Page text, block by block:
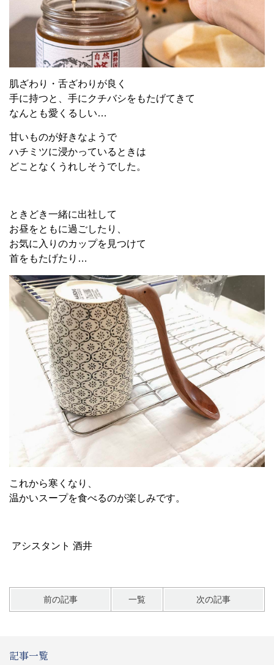
肌ざわり・舌ざわりが良く
手に持つと、手にクチバシをもたげてきて
なんとも愛くるしい…
甘いものが好きなようで
ハチミツに浸かっているときは
どことなくうれしそうでした。
ときどき一緒に出社して
お昼をともに過ごしたり、
お気に入りのカップを見つけて
首をもたげたり…
これから寒くなり、
温かいスープを食べるのが楽しみです。
アシスタント 酒井
前の記事 一覧 次の記事
記事一覧